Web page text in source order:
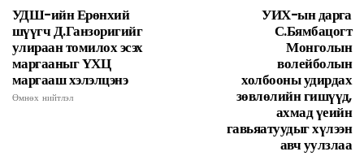
УДШ-ийн Ерөнхий
шүүгч Д.Ганзоригийг
улираан томилох эсэх
маргааныг ҮХЦ
маргааш хэлэлцэнэ
Өмнөх нийтлэл
УИХ-ын дарга
С.Бямбацогт
Монголын
волейболын
холбооны удирдах
зөвлөлийн гишүүд,
ахмад үеийн
гавьяатуудыг хүлээн
авч уулзлаа